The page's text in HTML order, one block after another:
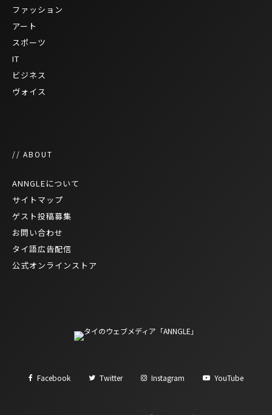
ファッション
アート
スポーツ
IT
ビジネス
ヴォイス
// ABOUT
ANNGLEについて
サイトマップ
ゲスト投稿募集
お問い合わせ
タイ語広告配信
公式オンラインストア
Facebook Twitter Instagram YouTube